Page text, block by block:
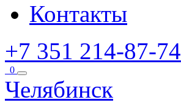
Контакты
+7 351 214-87-74
0
Челябинск